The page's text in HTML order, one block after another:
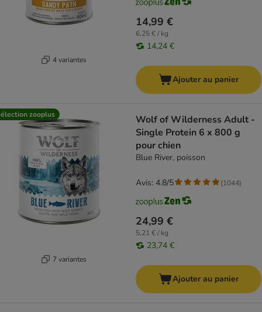
4 variantes
14,99 €
6,25 € / kg
14,24 €
Ajouter au panier
zooplus
7 variantes
Wolf of Wilderness Adult -
Single Protein 6 x 800 g
pour chien
Blue River, poisson
24,99 €
5,21 € / kg
23,74 €
Avis: 4.8/5 (1044)
Ajouter au panier